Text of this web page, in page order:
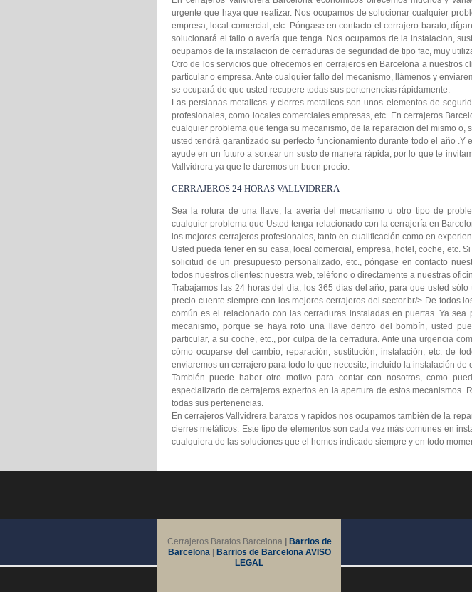
urgente que haya que realizar. Nos ocupamos de solucionar cualquier
empresa, local comercial, etc. Póngase en contacto el cerrajero barato,
solucionará el fallo o avería que tenga. Nos ocupamos de la instalacion,
ocupamos de la instalacion de cerraduras de seguridad de tipo fac, muy
Otro de los servicios que ofrecemos en cerrajeros en Barcelona a nuestros
particular o empresa. Ante cualquier fallo del mecanismo, llámenos y
se ocupará de que usted recupere todas sus pertenencias rápidamente.
Las persianas metalicas y cierres metalicos son unos elementos de
profesionales, como locales comerciales empresas, etc. En cerrajeros
cualquier problema que tenga su mecanismo, de la reparacion del mismo
usted tendrá garantizado su perfecto funcionamiento durante todo el año
ayude en un futuro a sortear un susto de manera rápida, por lo que te
Vallvidrera ya que le daremos un buen precio.
CERRAJEROS 24 HORAS VALLVIDRERA
Sea la rotura de una llave, la avería del mecanismo u otro tipo de
cualquier problema que Usted tenga relacionado con la cerrajería en
los mejores cerrajeros profesionales, tanto en cualificación como en
Usted pueda tener en su casa, local comercial, empresa, hotel, coche, etc.
solicitud de un presupuesto personalizado, etc., póngase en contacto
todos nuestros clientes: nuestra web, teléfono o directamente a nuestras
Trabajamos las 24 horas del día, los 365 días del año, para que usted
precio cuente siempre con los mejores cerrajeros del sector.br/> De todos
común es el relacionado con las cerraduras instaladas en puertas. Ya
mecanismo, porque se haya roto una llave dentro del bombín, usted
particular, a su coche, etc., por culpa de la cerradura. Ante una urgencia
cómo ocuparse del cambio, reparación, sustitución, instalación, etc. de
enviaremos un cerrajero para todo lo que necesite, incluido la instalación de
También puede haber otro motivo para contar con nosotros, como
especializado de cerrajeros expertos en la apertura de estos mecanismos.
todas sus pertenencias.
En cerrajeros Vallvidrera baratos y rapidos nos ocupamos también de la
cierres metálicos. Este tipo de elementos son cada vez más comunes en
cualquiera de las soluciones que el hemos indicado siempre y en todo
Cerrajeros Baratos Barcelona|
Barrios de
Barcelona| Barrios de Barcelona AVISO
LEGAL